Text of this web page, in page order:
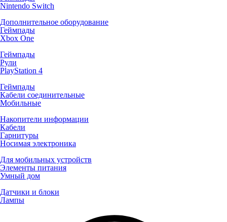
Nintendo Switch
Дополнительное оборудование
Геймпады
Xbox One
Геймпады
Рули
PlayStation 4
Геймпады
Кабели соединительные
Мобильные
Накопители информации
Кабели
Гарнитуры
Носимая электроника
Для мобильных устройств
Элементы питания
Умный дом
Датчики и блоки
Лампы